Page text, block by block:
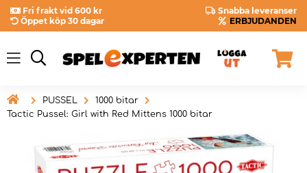
Fri frakt vid 600 kr
Snabba leveranser
Öppet köp 30 dagar
ERBJUDANDEN
 PUSSEL
1000 bitar
Tactic Pussel: Girl with Red Mittens 1000 bitar